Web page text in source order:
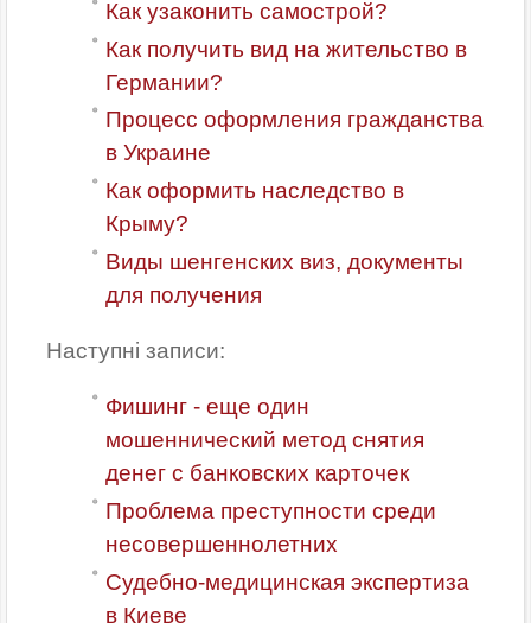
Как узаконить самострой?
Как получить вид на жительство в
Германии?
Процесс оформления гражданства
в Украине
Как оформить наследство в
Крыму?
Виды шенгенских виз, документы
для получения
Наступні записи:
Фишинг - еще один
мошеннический метод снятия
денег с банковских карточек
Проблема преступности среди
несовершеннолетних
Судебно-медицинская экспертиза
в Киеве